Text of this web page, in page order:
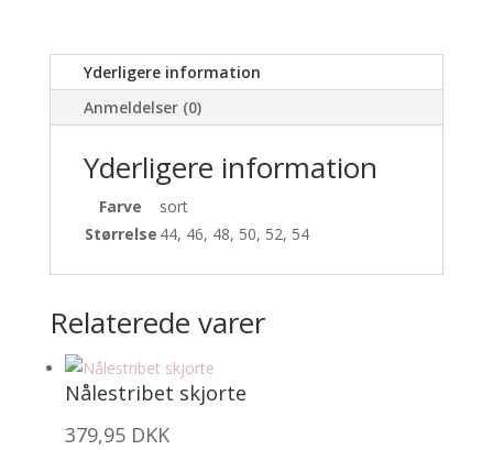
Yderligere information
Anmeldelser (0)
Yderligere information
Farve
sort
Størrelse 44, 46, 48, 50, 52, 54
Relaterede varer
Nålestribet skjorte
379,95 DKK